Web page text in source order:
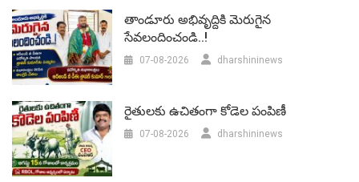
తాండూరు అభివృద్దికి మెరుగైన
సేవలందించండి..!
07-08-2026 dharshininews
రైతులకు ఉచితంగా కోడెల పంపిణీ
07-08-2026 dharshininews